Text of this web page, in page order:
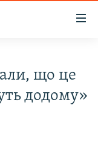
що це
додому»